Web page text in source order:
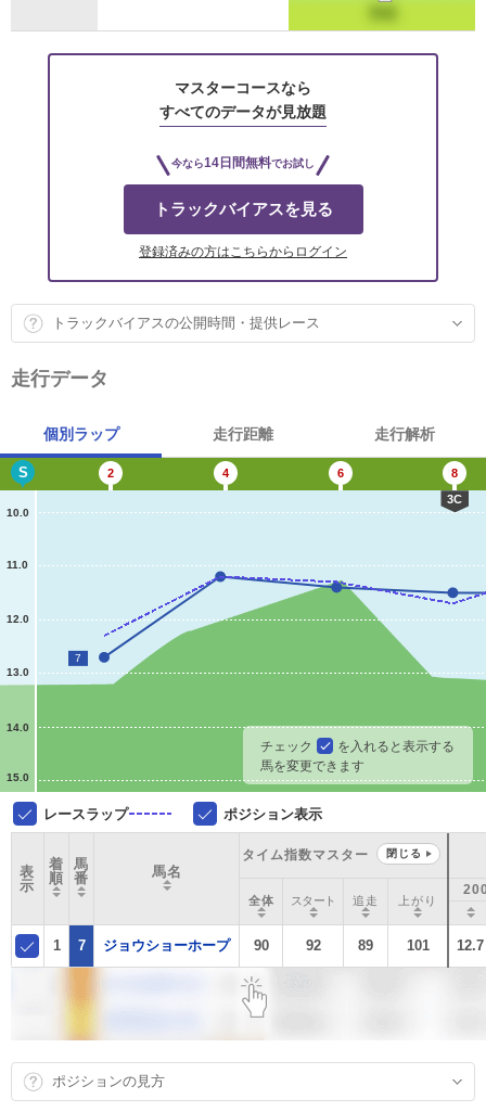
マスターコースなら
すべてのデータが見放題
今なら14日間無料でお試し
トラックバイアスを見る
登録済みの方はこちらからログイン
トラックバイアスの公開時間・提供レース
走行データ
個別ラップ 走行距離 走行解析
10.0
11.0
12.0
13.0
14.0
15.0
S 2 4 6 8
3C
7
チェック
を入れると表示する
馬を変更できます
レースラップ ポジション表示
表
示
着
順
馬
番
馬名
タイム指数マスター 閉じる
全体 スタート 追走 上がり
1 7 ジョウショーホープ 90 92 89 101 12.7
ポジションの見方